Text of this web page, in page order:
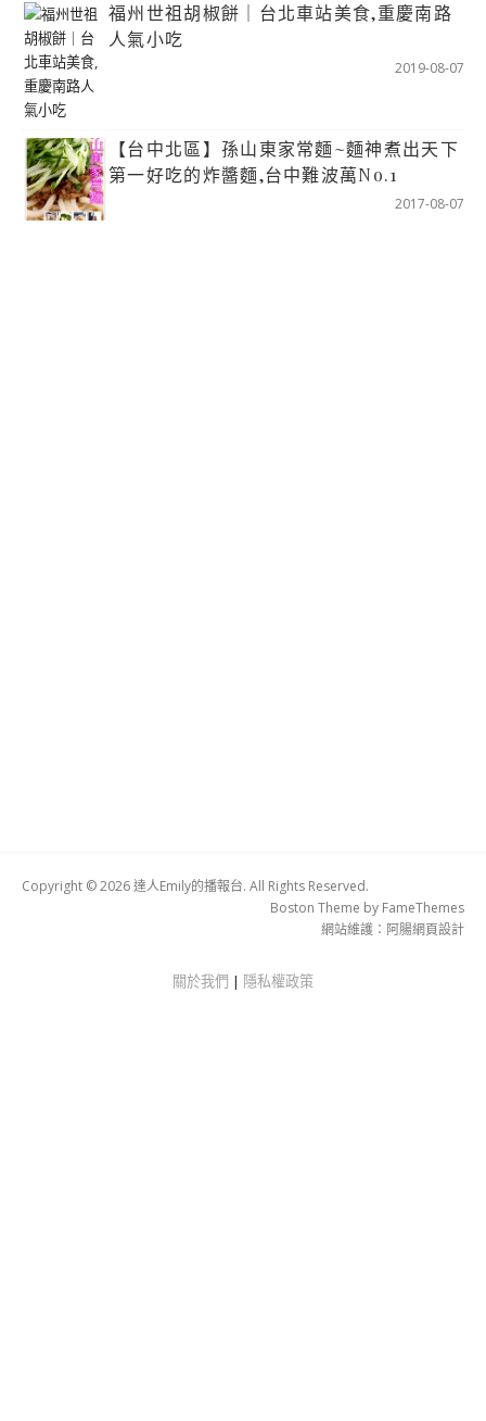
福州世祖胡椒餅｜台北車站美食,重慶南路
人氣小吃
2019-08-07
【台中北區】孫山東家常麵~麵神煮出天下
第一好吃的炸醬麵,台中難波萬No.1
2017-08-07
Copyright © 2026 達人Emily的播報台. All Rights Reserved.
Boston Theme by FameThemes
網站維護： 阿腸網頁設計
關於我們 | 隱私權政策